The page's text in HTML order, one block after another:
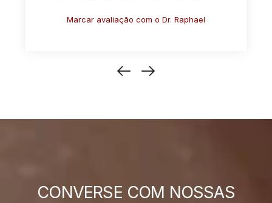
Marcar avaliação com o Dr. Raphael
CONVERSE COM NOSSAS